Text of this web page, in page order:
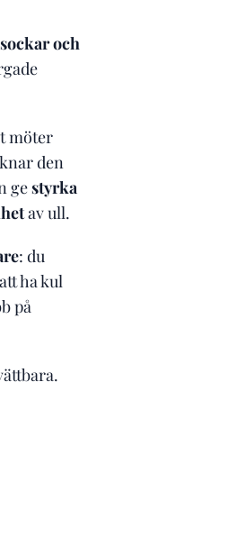
och
möter
den
gestyrka
av ull.
: du
ha kul
på